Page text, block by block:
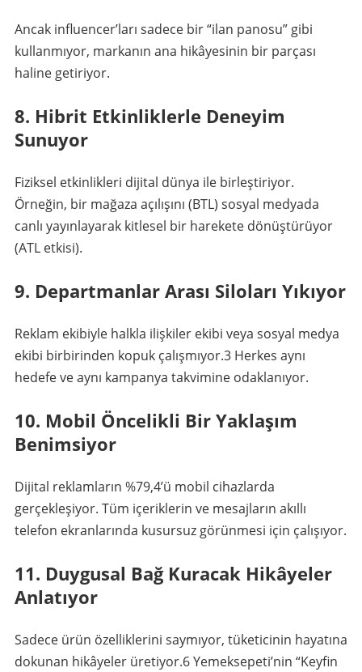
Ancak influencer’ları sadece bir “ilan panosu” gibi
kullanmıyor, markanın ana hikâyesinin bir parçası
haline getiriyor.
8. Hibrit Etkinliklerle Deneyim
Sunuyor
Fiziksel etkinlikleri dijital dünya ile birleştiriyor.
Örneğin, bir mağaza açılışını (BTL) sosyal medyada
canlı yayınlayarak kitlesel bir harekete dönüştürüyor
(ATL etkisi).
9. Departmanlar Arası Siloları Yıkıyor
Reklam ekibiyle halkla ilişkiler ekibi veya sosyal medya
ekibi birbirinden kopuk çalışmıyor.3Herkes aynı
hedefe ve aynı kampanya takvimine odaklanıyor.
10. Mobil Öncelikli Bir Yaklaşım
Benimsiyor
Dijital reklamların %79,4’ü mobil cihazlarda
gerçekleşiyor. Tüm içeriklerin ve mesajların akıllı
telefon ekranlarında kusursuz görünmesi için çalışıyor.
11. Duygusal Bağ Kuracak Hikâyeler
Anlatıyor
Sadece ürün özelliklerini saymıyor, tüketicinin hayatına
dokunan hikâyeler üretiyor.6Yemeksepeti’nin “Keyfin